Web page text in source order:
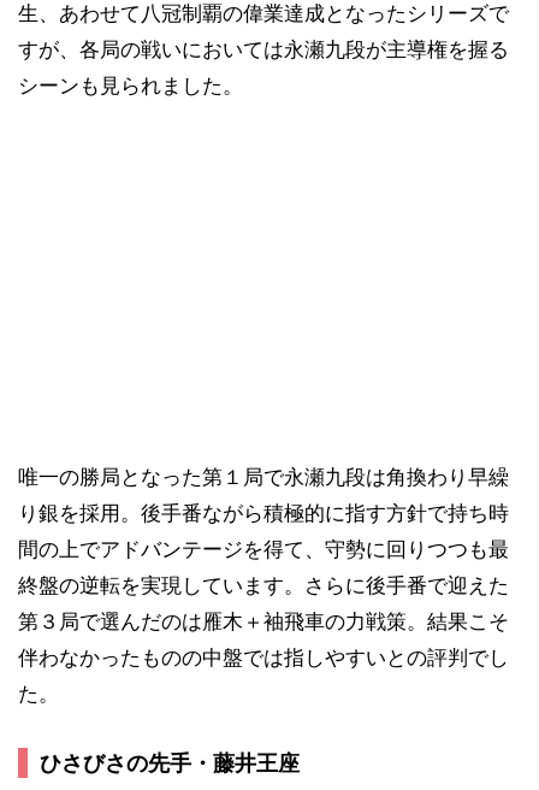
生、あわせて八冠制覇の偉業達成となったシリーズで
すが、各局の戦いにおいては永瀬九段が主導権を握る
シーンも見られました。
唯一の勝局となった第１局で永瀬九段は角換わり早繰
り銀を採用。後手番ながら積極的に指す方針で持ち時
間の上でアドバンテージを得て、守勢に回りつつも最
終盤の逆転を実現しています。さらに後手番で迎えた
第３局で選んだのは雁木＋袖飛車の力戦策。結果こそ
伴わなかったものの中盤では指しやすいとの評判でし
た。
ひさびさの先手・藤井王座